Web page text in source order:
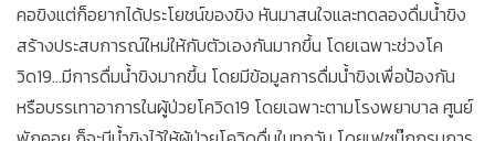
คอขิงแต่ก็อยากได้ประโยชน์ของขิง หันมาสนใจและทดลองดื่มน้ำขิง
สร้างประสบการณ์ใหม่ให้กับตัวเองกันมากขึ้น โดยเฉพาะช่วงโค
วิด19...มีการดื่มน้ำขิงมากขึ้น โดยมีข้อมูลการดื่มน้ำขิงเพื่อป้องกัน
หรือบรรเทาอาการในผู้ป่วยโควิด19 โดยเฉพาะตามโรงพยาบาล ศูนย์